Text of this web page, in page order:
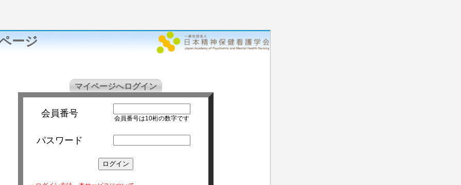
ージ
マイページへログイン
会員番号 会員番号は10桁の数字です
パスワード